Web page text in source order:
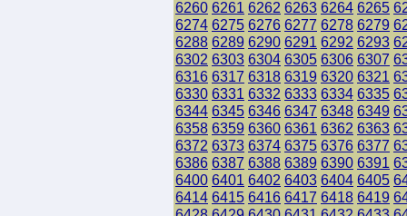
6260 6261 6262 6263 6264 6265
6274 6275 6276 6277 6278 6279
6288 6289 6290 6291 6292 6293
6302 6303 6304 6305 6306 6307
6316 6317 6318 6319 6320 6321
6330 6331 6332 6333 6334 6335
6344 6345 6346 6347 6348 6349
6358 6359 6360 6361 6362 6363
6372 6373 6374 6375 6376 6377
6386 6387 6388 6389 6390 6391
6400 6401 6402 6403 6404 6405
6414 6415 6416 6417 6418 6419